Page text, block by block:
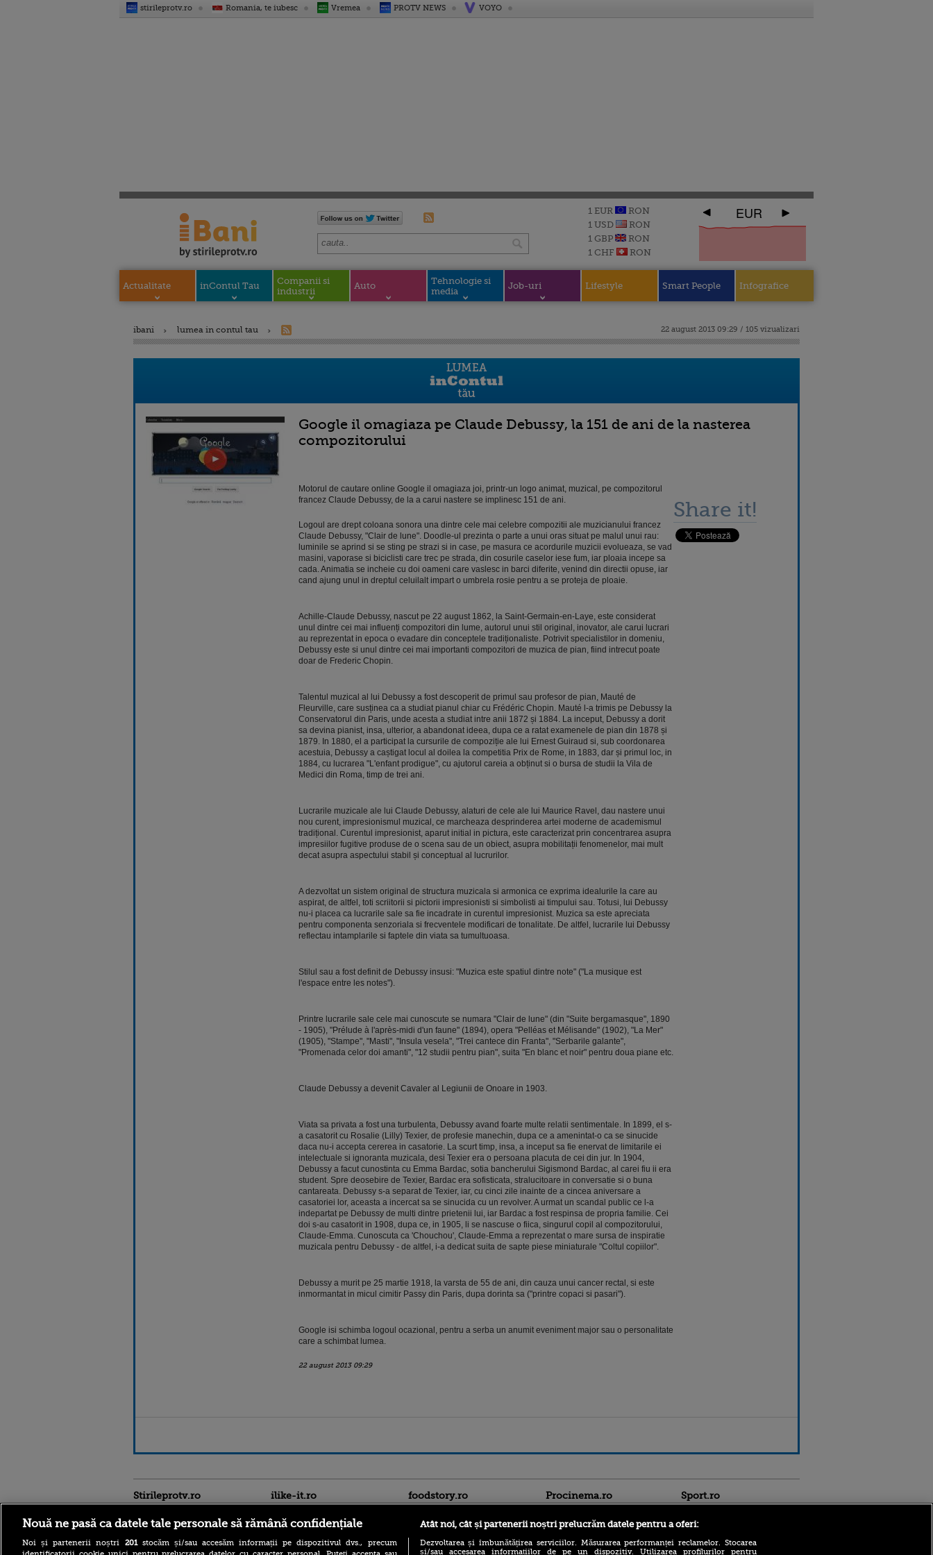
stirileprotv.ro Romania, te iubesc Vremea PROTV NEWS VOYO
1 EUR
RON
1 USD
RON
1 GBP
RON
1 CHF
RON
EUR
Actualitate inContul Tau
Companii si
industrii
Auto
Tehnologie si
media
Job-uri Lifestyle Smart People Infografice
ibani lumea in contul tau 22 august 2013 09:29 / 105 vizualizari
Google il omagiaza pe Claude Debussy, la 151 de ani de la nasterea
compozitorului
Motorul de cautare online Google il omagiaza joi, printr-un logo animat, muzical, pe compozitorul
francez Claude Debussy, de la a carui nastere se implinesc 151 de ani.
Logoul are drept coloana sonora una dintre cele mai celebre compozitii ale muzicianului francez
Claude Debussy, "Clair de lune". Doodle-ul prezinta o parte a unui oras situat pe malul unui rau:
luminile se aprind si se sting pe strazi si in case, pe masura ce acordurile muzicii evolueaza, se vad
masini, vaporase si biciclisti care trec pe strada, din cosurile caselor iese fum, iar ploaia incepe sa
cada. Animatia se incheie cu doi oameni care vaslesc in barci diferite, venind din directii opuse, iar
cand ajung unul in dreptul celuilalt impart o umbrela rosie pentru a se proteja de ploaie.
Achille-Claude Debussy, nascut pe 22 august 1862, la Saint-Germain-en-Laye, este considerat
unul dintre cei mai influenți compozitori din lume, autorul unui stil original, inovator, ale carui lucrari
au reprezentat in epoca o evadare din conceptele tradiționaliste. Potrivit specialistilor in domeniu,
Debussy este si unul dintre cei mai importanti compozitori de muzica de pian, fiind intrecut poate
doar de Frederic Chopin.
Talentul muzical al lui Debussy a fost descoperit de primul sau profesor de pian, Mauté de
Fleurville, care susținea ca a studiat pianul chiar cu Frédéric Chopin. Mauté l-a trimis pe Debussy la
Conservatorul din Paris, unde acesta a studiat intre anii 1872 și 1884. La inceput, Debussy a dorit
sa devina pianist, insa, ulterior, a abandonat ideea, dupa ce a ratat examenele de pian din 1878 și
1879. In 1880, el a participat la cursurile de compoziție ale lui Ernest Guiraud si, sub coordonarea
acestuia, Debussy a caștigat locul al doilea la competitia Prix de Rome, in 1883, dar și primul loc, in
1884, cu lucrarea "L'enfant prodigue", cu ajutorul careia a obținut si o bursa de studii la Vila de
Medici din Roma, timp de trei ani.
Lucrarile muzicale ale lui Claude Debussy, alaturi de cele ale lui Maurice Ravel, dau nastere unui
nou curent, impresionismul muzical, ce marcheaza desprinderea artei moderne de academismul
tradițional. Curentul impresionist, aparut initial in pictura, este caracterizat prin concentrarea asupra
impresiilor fugitive produse de o scena sau de un obiect, asupra mobilitații fenomenelor, mai mult
decat asupra aspectului stabil și conceptual al lucrurilor.
A dezvoltat un sistem original de structura muzicala si armonica ce exprima idealurile la care au
aspirat, de altfel, toti scriitorii si pictorii impresionisti si simbolisti ai timpului sau. Totusi, lui Debussy
nu-i placea ca lucrarile sale sa fie incadrate in curentul impresionist. Muzica sa este apreciata
pentru componenta senzoriala si frecventele modificari de tonalitate. De altfel, lucrarile lui Debussy
reflectau intamplarile si faptele din viata sa tumultuoasa.
Stilul sau a fost definit de Debussy insusi: "Muzica este spatiul dintre note" ("La musique est
l'espace entre les notes").
Printre lucrarile sale cele mai cunoscute se numara "Clair de lune" (din "Suite bergamasque", 1890
- 1905), "Prélude à l'après-midi d'un faune" (1894), opera "Pelléas et Mélisande" (1902), "La Mer"
(1905), "Stampe", "Masti", "Insula vesela", "Trei cantece din Franta", "Serbarile galante",
"Promenada celor doi amanti", "12 studii pentru pian", suita "En blanc et noir" pentru doua piane etc.
Claude Debussy a devenit Cavaler al Legiunii de Onoare in 1903.
Viata sa privata a fost una turbulenta, Debussy avand foarte multe relatii sentimentale. In 1899, el s-
a casatorit cu Rosalie (Lilly) Texier, de profesie manechin, dupa ce a amenintat-o ca se sinucide
daca nu-i accepta cererea in casatorie. La scurt timp, insa, a inceput sa fie enervat de limitarile ei
intelectuale si ignoranta muzicala, desi Texier era o persoana placuta de cei din jur. In 1904,
Debussy a facut cunostinta cu Emma Bardac, sotia bancherului Sigismond Bardac, al carei fiu ii era
student. Spre deosebire de Texier, Bardac era sofisticata, stralucitoare in conversatie si o buna
cantareata. Debussy s-a separat de Texier, iar, cu cinci zile inainte de a cincea aniversare a
casatoriei lor, aceasta a incercat sa se sinucida cu un revolver. A urmat un scandal public ce l-a
indepartat pe Debussy de multi dintre prietenii lui, iar Bardac a fost respinsa de propria familie. Cei
doi s-au casatorit in 1908, dupa ce, in 1905, li se nascuse o fiica, singurul copil al compozitorului,
Claude-Emma. Cunoscuta ca 'Chouchou', Claude-Emma a reprezentat o mare sursa de inspiratie
muzicala pentru Debussy - de altfel, i-a dedicat suita de sapte piese miniaturale "Coltul copiilor".
Debussy a murit pe 25 martie 1918, la varsta de 55 de ani, din cauza unui cancer rectal, si este
inmormantat in micul cimitir Passy din Paris, dupa dorinta sa ("printre copaci si pasari").
Google isi schimba logoul ocazional, pentru a serba un anumit eveniment major sau o personalitate
care a schimbat lumea.
22 august 2013 09:29
Share it!
Stirileprotv.ro ilike-it.ro foodstory.ro Procinema.ro Sport.ro
Nouă ne pasă ca datele tale personale să rămână confidențiale
Noi și partenerii noștri 201stocăm și/sau accesăm informații pe dispozitivul dvs., precum
Atât noi, cât și partenerii noștri prelucrăm datele pentru a oferi:
Dezvoltarea și îmbunătățirea serviciilor. Măsurarea performanței reclamelor. Stocarea
și/sau accesarea informațiilor de pe un dispozitiv. Utilizarea profilurilor pentru